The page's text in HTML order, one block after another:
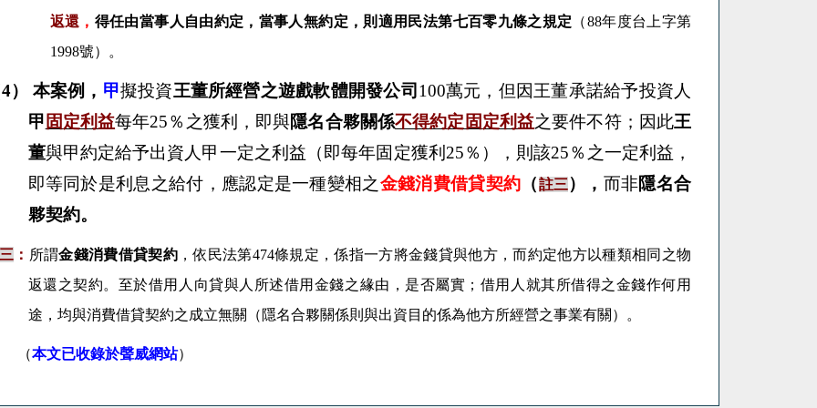
返還 ， 得任由當事人自由約定，當事人無約定，則適用民法第七百零九條之規定 （88年度台上字第
1998號）。
） 本案例， 甲擬投資王董所經營之遊戲軟體開發公司 100萬元，但因王董承諾給予投資人
甲 固定利益每年25％之獲利，即與隱名合夥關係不得約定固定利益之要件不符；因此王
董與甲約定給予出資人甲一定之利益（即每年固定獲利 25％），則該25％之一定利益，
即等同於是利息之給付，應認定是一種變相之金錢消費借貸契約 （註三 ）， 而非隱名合
夥契約。
： 所謂金錢消費借貸契約，依民法第474條規定，係指一方將金錢貸與他方，而約定他方以種類相同之物
返還之契約。至於借用人向貸與人所述借用金錢之緣由，是否屬實；借用人就其所借得之金錢作何用
途，均與消費借貸契約之成立無關（ 隱名合夥關係則與出資目的係為他方所經營之事業有關 ）。
（本文已收錄於聲威網站）